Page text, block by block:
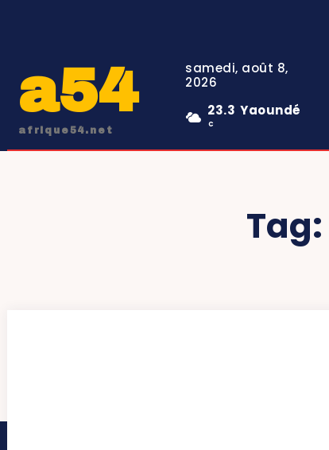
a54
afrique54.net
samedi, août 8,
2026
23.3
C
Yaoundé
Tag: